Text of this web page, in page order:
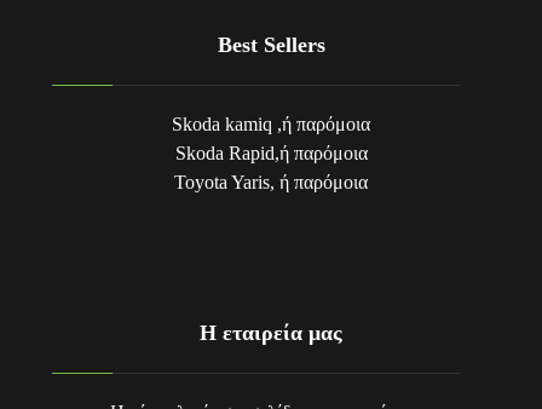
Best Sellers
Skoda kamiq ,ή παρόμοια
Skoda Rapid,ή παρόμοια
Toyota Yaris, ή παρόμοια
Η εταιρεία μας